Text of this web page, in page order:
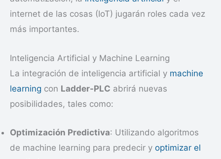
internet de las cosas (IoT) jugarán roles cada vez
más importantes.
Inteligencia Artificial y Machine Learning
La integración de inteligencia artificial y machine
learning con Ladder-PLC abrirá nuevas
posibilidades, tales como:
Optimización Predictiva: Utilizando algoritmos
de machine learning para predecir y optimizar el